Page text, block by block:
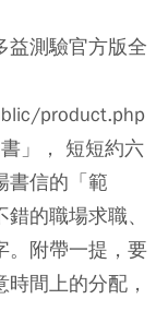
益測驗官方版全
product.php
」， 短短約六
書信的「範
的職場求職、
。附帶一提，要
間上的分配，